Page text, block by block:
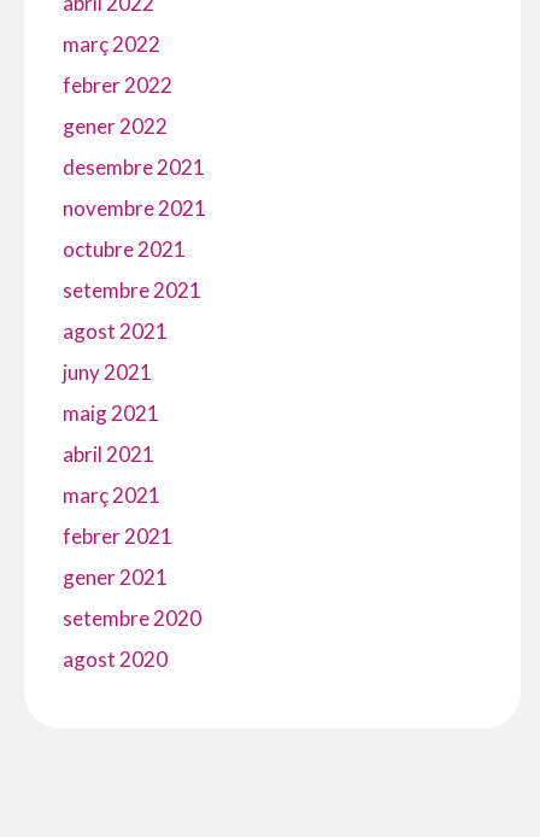
març 2022
febrer 2022
gener 2022
desembre 2021
novembre 2021
octubre 2021
setembre 2021
agost 2021
juny 2021
maig 2021
abril 2021
març 2021
febrer 2021
gener 2021
setembre 2020
agost 2020